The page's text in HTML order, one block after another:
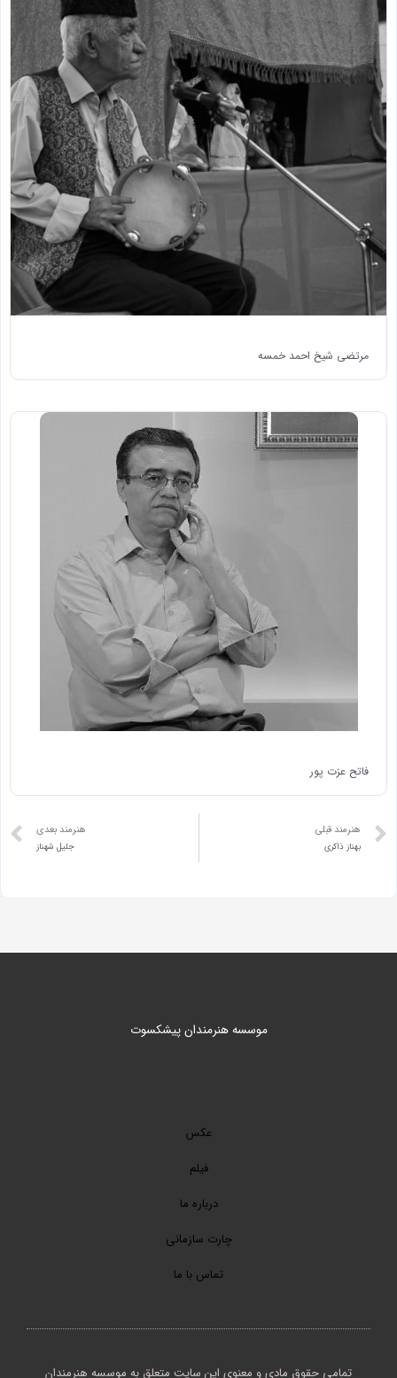
مرتضی شیخ احمد خمسه
فاتح عزت پور
هنرمند قبلی
بهناز ذاکری
هنرمند بعدی
جليل شهناز
موسسه هنرمندان پیشکسوت
عکس
فیلم
درباره ما
چارت سازمانی
تماس با ما
تمامی حقوق مادی و معنوی این سایت متعلق به موسسه هنرمندان